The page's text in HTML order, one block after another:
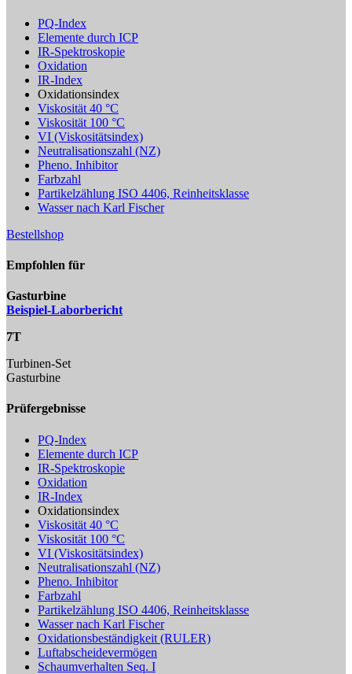
PQ-Index
Elemente durch ICP
IR-Spektroskopie
Oxidation
IR-Index
Oxidationsindex
Viskosität 40 °C
Viskosität 100 °C
VI (Viskositätsindex)
Neutralisationszahl (NZ)
Pheno. Inhibitor
Farbzahl
Partikelzählung ISO 4406, Reinheitsklasse
Wasser nach Karl Fischer
Bestellshop
Empfohlen für
Gasturbine
Beispiel-Laborbericht
7T
Turbinen-Set
Gasturbine
Prüfergebnisse
PQ-Index
Elemente durch ICP
IR-Spektroskopie
Oxidation
IR-Index
Oxidationsindex
Viskosität 40 °C
Viskosität 100 °C
VI (Viskositätsindex)
Neutralisationszahl (NZ)
Pheno. Inhibitor
Farbzahl
Partikelzählung ISO 4406, Reinheitsklasse
Wasser nach Karl Fischer
Oxidationsbeständigkeit (RULER)
Luftabscheidevermögen
Schaumverhalten Seq. I